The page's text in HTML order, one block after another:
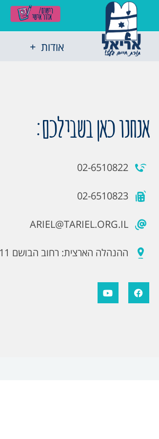
אודות
אנחנו כאן בשבילכם:
02-6510822
02-6510823
ARIEL@TARIEL.ORG.IL
ההנהלה הארצית: רחוב הבושם 11, גילה ירושלים